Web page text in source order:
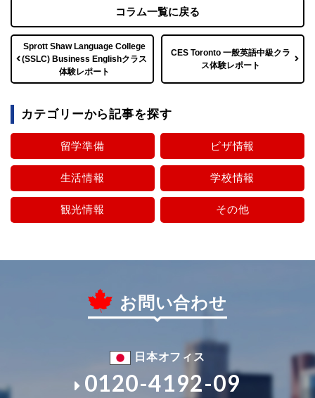
Sprott Shaw Language College
(SSLC) Business Englishクラス
体験レポート
コラム一覧に戻る
CES Toronto 一般英語中級クラ
ス体験レポート
カテゴリーから記事を探す
留学準備 ビザ情報
生活情報 学校情報
観光情報 その他
お問い合わせ
日本オフィス
0120-4192-09